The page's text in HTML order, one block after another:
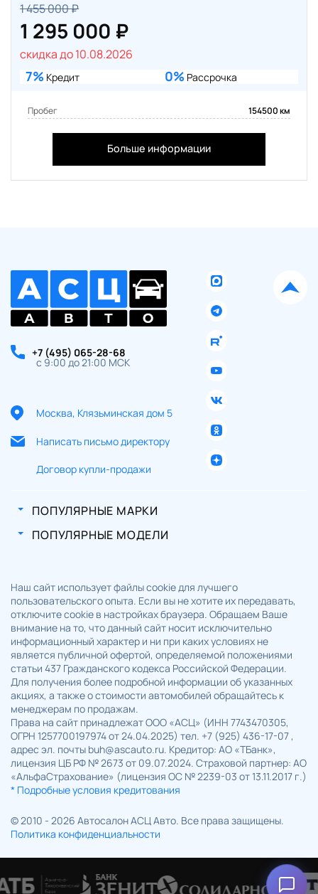
1 455 000 ₽
1 295 000 ₽
скидка до 10.08.2026
7% Кредит 0% Рассрочка
Пробег 154500 км
Больше информации
+7 (495) 065-28-68
с 9:00 до 21:00 МСК
Москва, Клязьминская дом 5
Написать письмо директору
Договор купли-продажи
ПОПУЛЯРНЫЕ МАРКИ
ПОПУЛЯРНЫЕ МОДЕЛИ
Наш сайт использует файлы cookie для лучшего
пользовательского опыта. Если вы не хотите их передавать,
отключите cookie в настройках браузера. Обращаем Ваше
внимание на то, что данный сайт носит исключительно
информационный характер и ни при каких условиях не
является публичной офертой, определяемой положениями
статьи 437 Гражданского кодекса Российской Федерации.
Для получения более подробной информации об указанных
акциях, а также о стоимости автомобилей обращайтесь к
менеджерам по продажам.
Права на сайт принадлежат ООО «АСЦ» (ИНН 7743470305,
ОГРН 1257700197974 от 24.04.2025) тел. +7 (925) 436-17-07 ,
адрес эл. почты buh@ascauto.ru. Кредитор: АО «ТБанк»,
лицензия ЦБ РФ № 2673 от 09.07.2024. Страховой партнер: АО
«АльфаСтрахование» (лицензия ОС № 2239-03 от 13.11.2017 г.)
* Подробные условия кредитования
© 2010 - 2026 Автосалон АСЦ Авто. Все права защищены.
Политика конфиденциальности